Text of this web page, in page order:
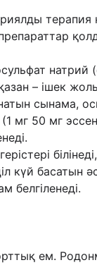
терапия
натрий
– ішек
сынама,
мг 50 мг
білінеді,
күй басатын
белгіленеді.
ем.